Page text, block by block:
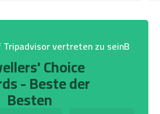
vertreten zu seinB
Choice
- Beste der
Besten